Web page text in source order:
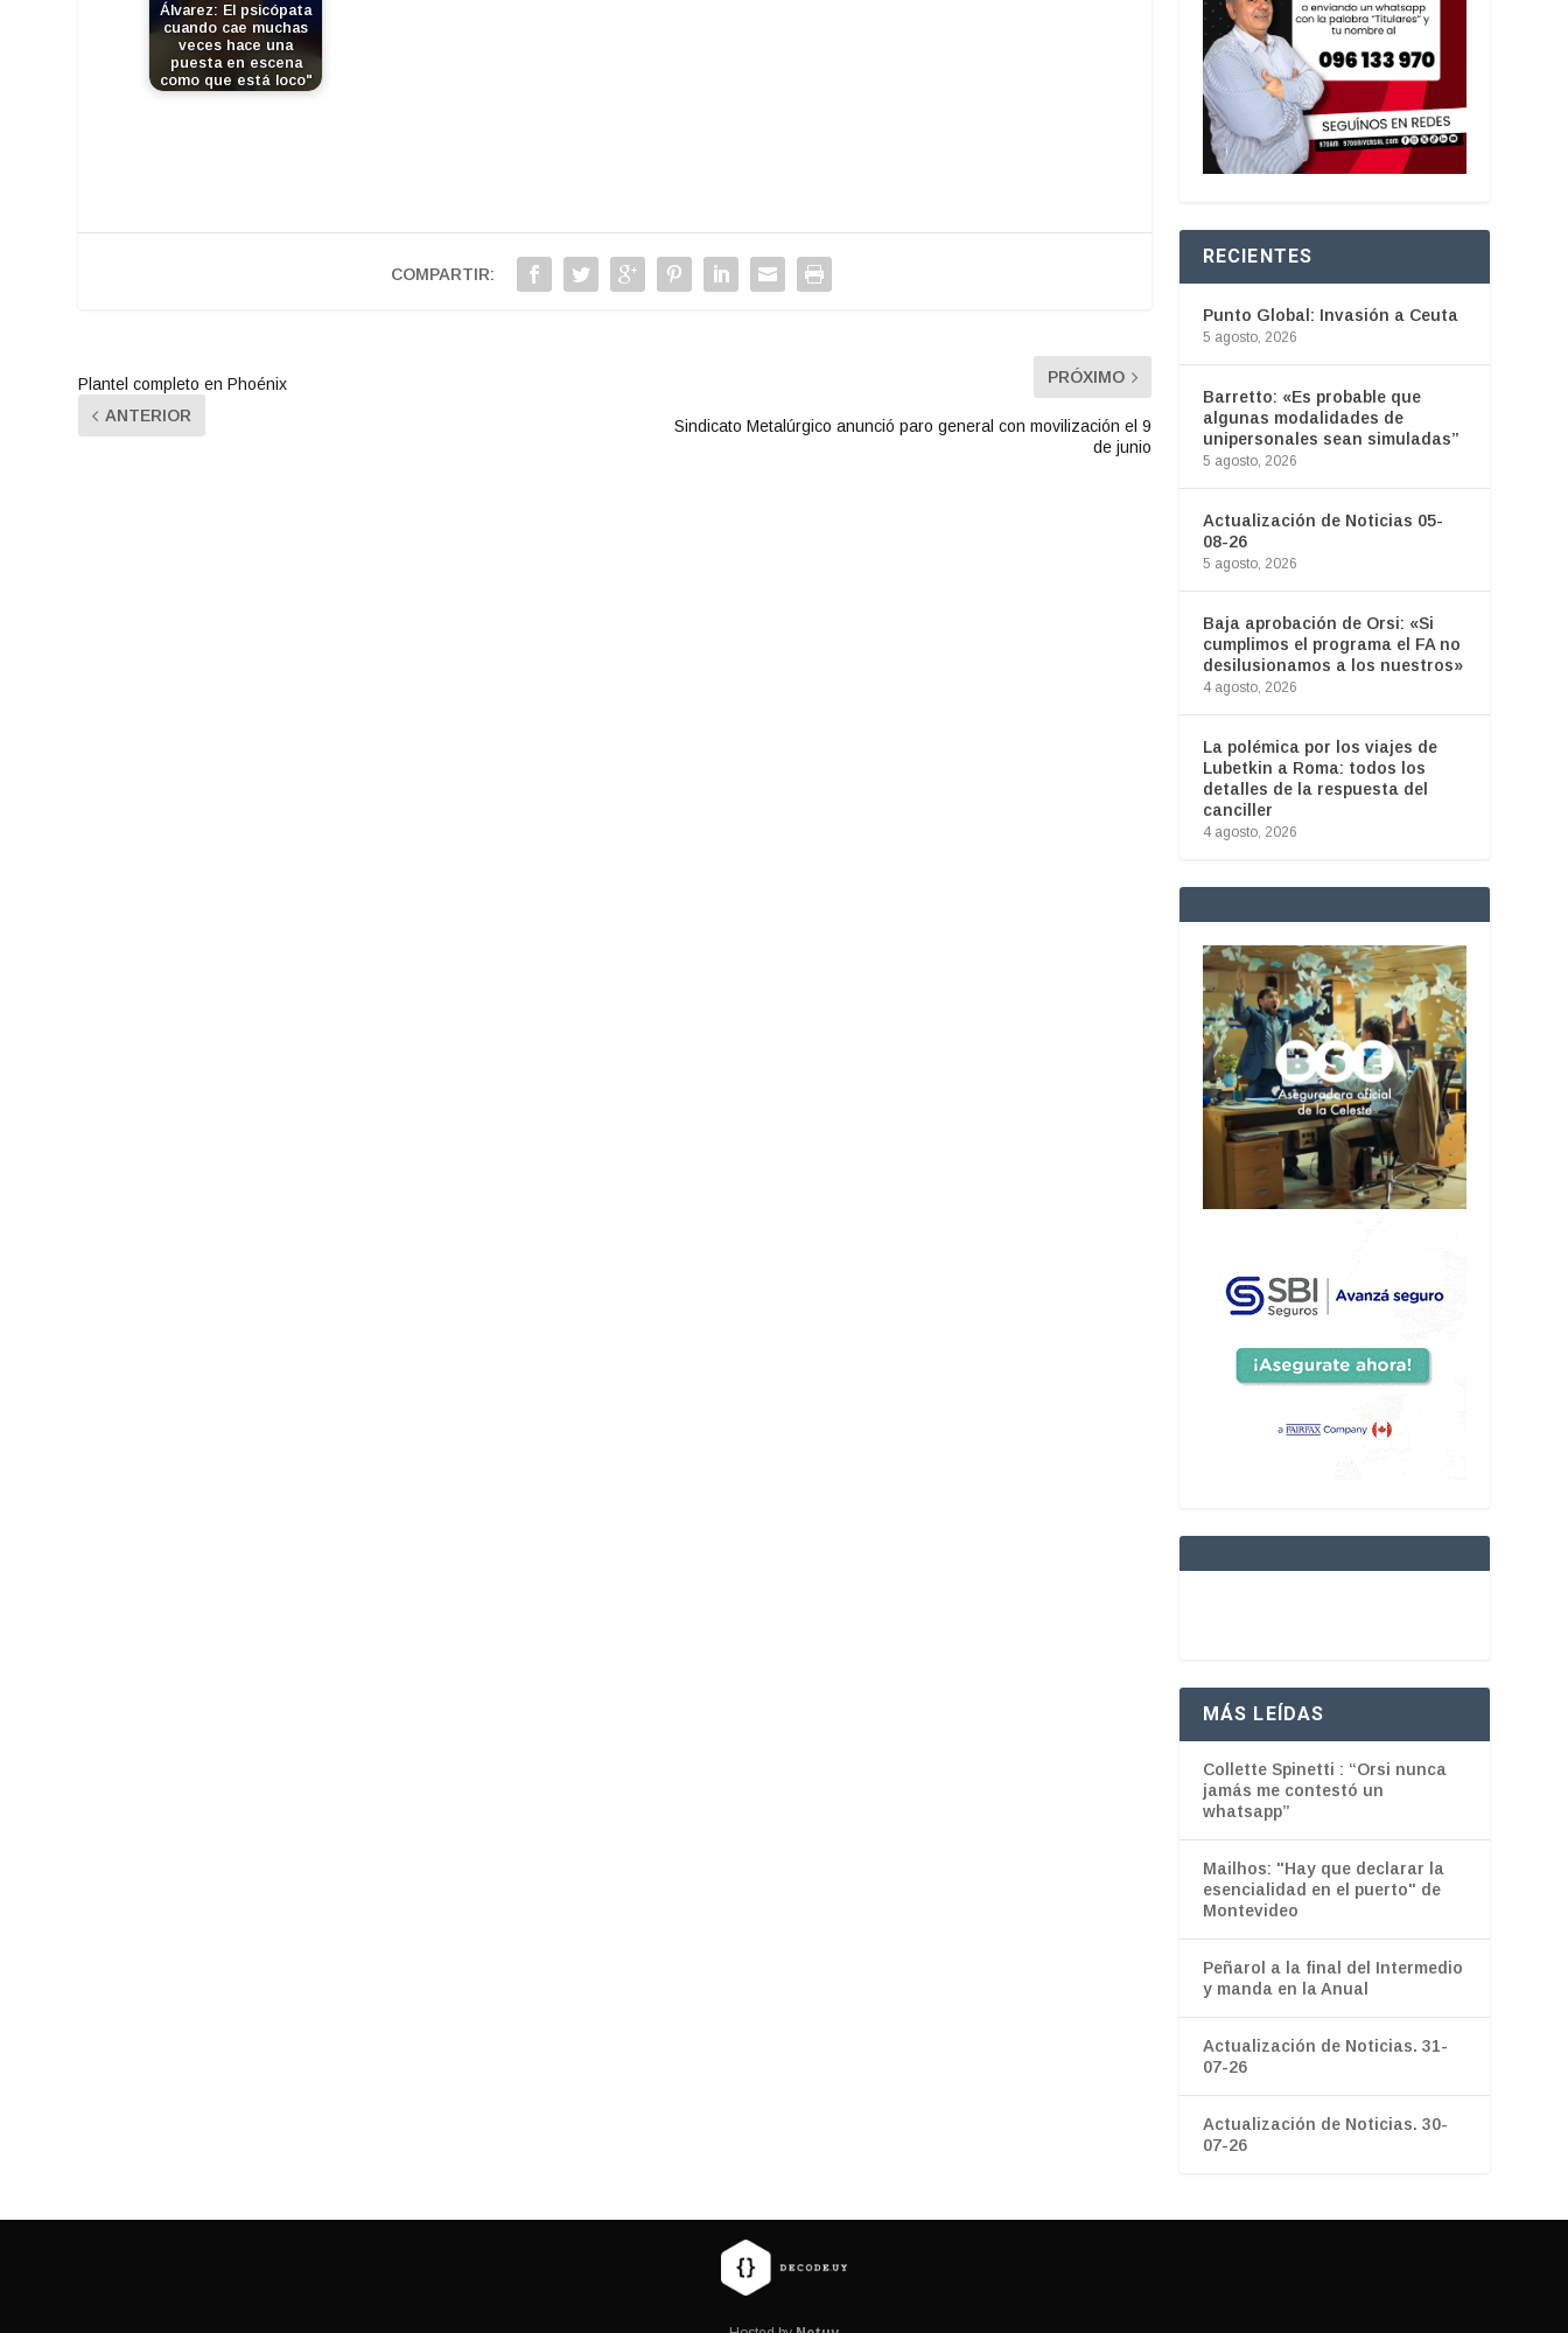
Álvarez: El psicópata
cuando cae muchas
veces hace una
puesta en escena
como que está loco"
COMPARTIR:
Plantel completo en Phoénix
ANTERIOR
PRÓXIMO
Sindicato Metalúrgico anunció paro general con movilización el 9
de junio
RECIENTES
Punto Global: Invasión a Ceuta
5 agosto, 2026
Barretto: «Es probable que
algunas modalidades de
unipersonales sean simuladas”
5 agosto, 2026
Actualización de Noticias 05-
08-26
5 agosto, 2026
Baja aprobación de Orsi: «Si
cumplimos el programa el FA no
desilusionamos a los nuestros»
4 agosto, 2026
La polémica por los viajes de
Lubetkin a Roma: todos los
detalles de la respuesta del
canciller
4 agosto, 2026
MÁS LEÍDAS
Collette Spinetti : “Orsi nunca
jamás me contestó un
whatsapp”
Mailhos: "Hay que declarar la
esencialidad en el puerto" de
Montevideo
Peñarol a la final del Intermedio
y manda en la Anual
Actualización de Noticias. 31-
07-26
Actualización de Noticias. 30-
07-26